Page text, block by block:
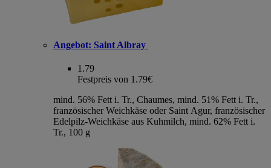
Angebot: Saint Albray
1.79
Festpreis von 1.79€
mind. 56% Fett i. Tr., Chaumes, mind. 51% Fett i. Tr.,
französischer Weichkäse oder Saint Agur, französischer
Edelpilz-Weichkäse aus Kuhmilch, mind. 62% Fett i.
Tr., 100 g